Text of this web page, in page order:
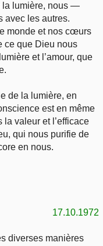
la lumière, nous —
avec les autres.
monde et nos cœurs
ce que Dieu nous
et l’amour, que
de la lumière, en
est en même
valeur et l’efficace
qui nous purifie de
en nous.
17.10.1972
diverses manières